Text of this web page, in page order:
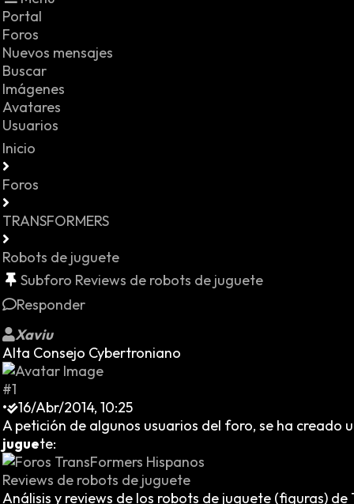
Portal
Foros
Nuevos mensajes
Buscar
Imágenes
Avatares
Usuarios
Inicio
Foros
TRANSFORMERS
Robots de juguete
Subforo Reviews de robots de juguete
Responder
Xaviu
Alta Consejo Cybertroniano
#1
•
16/Abr/2014, 10:25
A petición de algunos usuarios del foro, se ha creado
juguete:
Reviews de robots de juguete
Análisis y reviews de los robots de juguete (figuras) de